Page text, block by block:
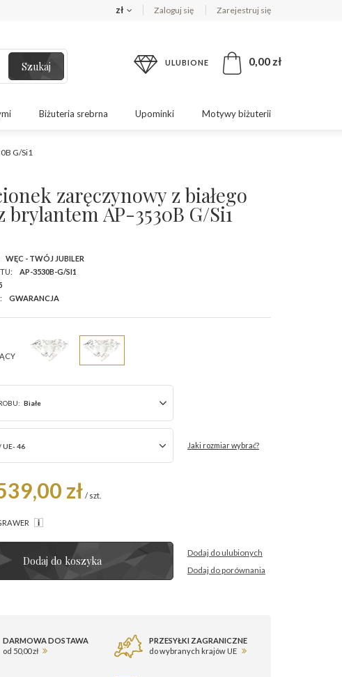
zł Zaloguj się Zarejestruj się
Szukaj ULUBIONE 0,00 zł
Biżuteria srebrna Upominki Motywy biżuterii
G/Si1
zaręczynowy z białego
brylantem AP-3530B G/Si1
WĘC - TWÓJ JUBILER
AP-3530B-G/SI1
GWARANCJA
Białe
UE- 46 Jaki rozmiar wybrać?
zł / szt.
Dodaj do koszyka
Dodaj do ulubionych
Dodaj do porównania
DARMOWA DOSTAWA
od 50,00 zł
PRZESYŁKI ZAGRANICZNE
do wybranych krajów UE